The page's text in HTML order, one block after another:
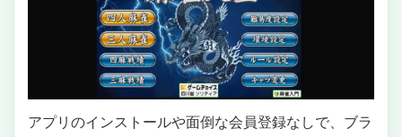
アプリのインストールや面倒な会員登録なしで、ブラ